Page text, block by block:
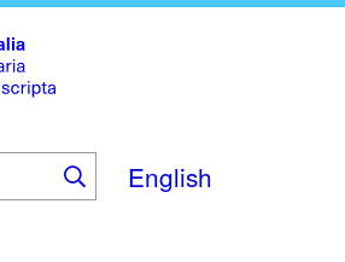
English